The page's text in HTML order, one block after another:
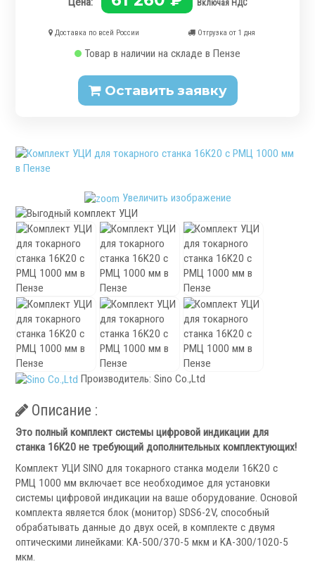
Ручные токарные патроны
Механизированные патроны
Цанговые патроны
Патроны специального изготовления
Аксессуары для токарных патронов
Инструментальная оснастка
Револьверные головки
Приводные блоки
Статические блоки
Переходные втулки
Системы УЦИ
Включая НДС
Доставка по всей России Отгрузка от 1 дня
Товар в наличии на складе в Пензе
Оставить заявку
Увеличить изображение
Производитель:Sino Co.,Ltd
Описание :
Это полный комплект системы цифровой индикации для
станка 16K20 не требующий дополнительных комплектующих!
Комплект УЦИ SINO для токарного станка модели 16K20 с
РМЦ 1000 мм включает все необходимое для установки
системы цифровой индикации на ваше оборудование. Основой
комплекта является блок (монитор) SDS6-2V, способный
обрабатывать данные до двух осей, в комплекте с двумя
оптическими линейками: KA-500/370-5 мкм и KA-300/1020-5
мкм.